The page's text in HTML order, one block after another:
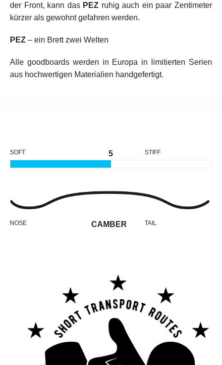
der Front, kann das PEZ ruhig auch ein paar Zentimeter
kürzer als gewohnt gefahren werden.
PEZ – ein Brett zwei Welten
Alle goodboards werden in Europa in limitierten Serien
aus hochwertigen Materialien handgefertigt.
SOFT 5 STIFF
NOSE CAMBER TAIL